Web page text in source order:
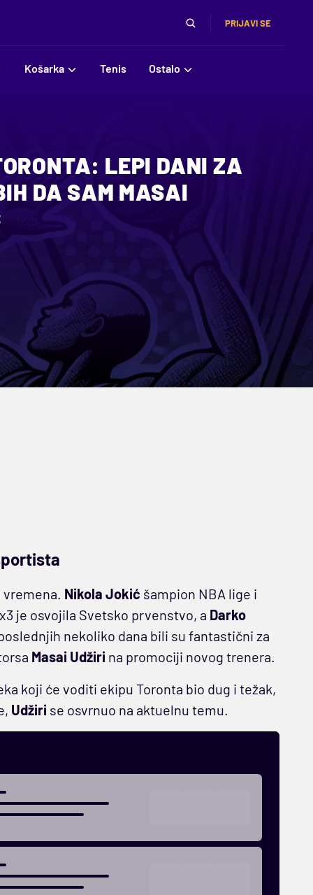
PRIJAVI SE
Košarka Tenis Ostalo
LEPI DANI ZA
DA SAM MASAI
Nikola Jokić šampion NBA lige i
je osvojila Svetsko prvenstvo, a Darko
nekoliko dana bili su fantastični za
Masai Udžiri na promociji novog trenera.
koji će voditi ekipu Toronta bio dug i težak,
Udžiri se osvrnuo na aktuelnu temu.